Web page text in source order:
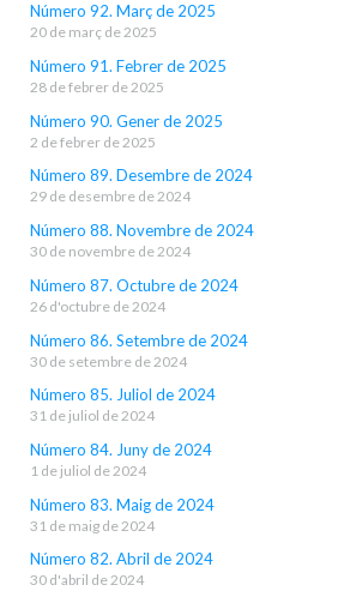
Número 92. Març de 2025
20 de març de 2025
Número 91. Febrer de 2025
28 de febrer de 2025
Número 90. Gener de 2025
2 de febrer de 2025
Número 89. Desembre de 2024
29 de desembre de 2024
Número 88. Novembre de 2024
30 de novembre de 2024
Número 87. Octubre de 2024
26 d'octubre de 2024
Número 86. Setembre de 2024
30 de setembre de 2024
Número 85. Juliol de 2024
31 de juliol de 2024
Número 84. Juny de 2024
1 de juliol de 2024
Número 83. Maig de 2024
31 de maig de 2024
Número 82. Abril de 2024
30 d'abril de 2024